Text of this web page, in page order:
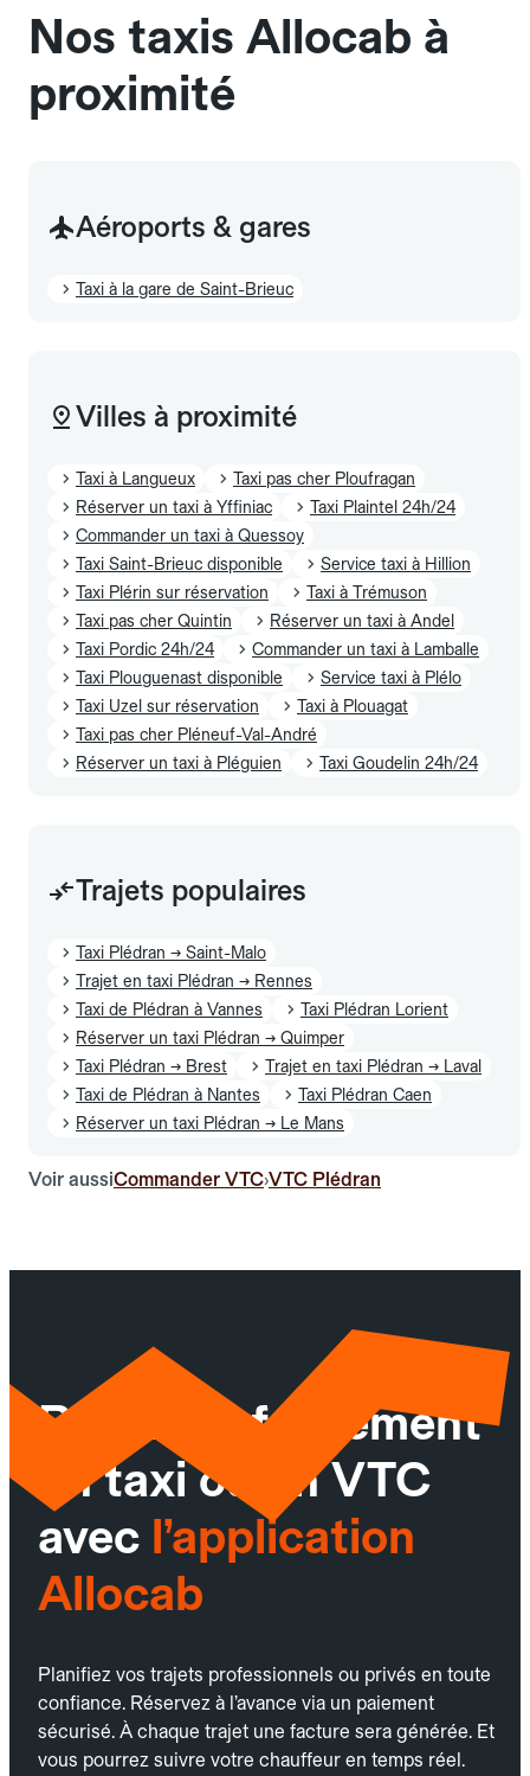
Nos taxis Allocab à
proximité
Aéroports & gares
Taxi à la gare de Saint-Brieuc
Villes à proximité
Taxi à Langueux
Taxi pas cher Ploufragan
Réserver un taxi à Yffiniac
Taxi Plaintel 24h/24
Commander un taxi à Quessoy
Taxi Saint-Brieuc disponible
Service taxi à Hillion
Taxi Plérin sur réservation
Taxi à Trémuson
Taxi pas cher Quintin
Réserver un taxi à Andel
Taxi Pordic 24h/24
Commander un taxi à Lamballe
Taxi Plouguenast disponible
Service taxi à Plélo
Taxi Uzel sur réservation
Taxi à Plouagat
Taxi pas cher Pléneuf-Val-André
Réserver un taxi à Pléguien
Taxi Goudelin 24h/24
Trajets populaires
Taxi Plédran → Saint-Malo
Trajet en taxi Plédran → Rennes
Taxi de Plédran à Vannes
Taxi Plédran Lorient
Réserver un taxi Plédran → Quimper
Taxi Plédran → Brest
Trajet en taxi Plédran → Laval
Taxi de Plédran à Nantes
Taxi Plédran Caen
Réserver un taxi Plédran → Le Mans
Voir aussiCommander VTC›VTC Plédran
Réservez facilement
un taxi ou un VTC
avec l’application
Allocab
Planifiez vos trajets professionnels ou privés en toute
confiance. Réservez à l’avance via un paiement
sécurisé. À chaque trajet une facture sera générée. Et
vous pourrez suivre votre chauffeur en temps réel.